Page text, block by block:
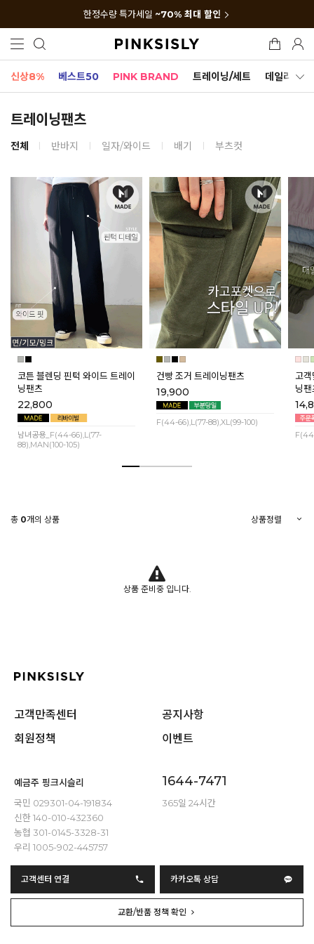
한정수량 특가세일 ~70% 최대 할인
신상8% 베스트50 PINK BRAND 트레이닝/세트 데일리세트
트레이닝팬츠
전체 반바지 일자/와이드 배기 부츠컷
코튼 블렌딩 핀턱 와이드 트레이
닝팬츠
22,800
남녀공용_F(44-66),L(77-
88),MAN(100-105)
건빵 조거 트레이닝팬츠
19,900
F(44-66),L(77-88),XL(99-100)
고객
닝팬
총 0개의 상품
상품 준비중 입니다.
고객만족센터
공지사항
회원정책
이벤트
예금주 핑크시슬리
국민 029301-04-191834
신한 140-010-432360
농협 301-0145-3328-31
우리 1005-902-445757
1644-7471
365일 24시간
고객센터 연결 카카오톡 상담
교환/반품 정책 확인